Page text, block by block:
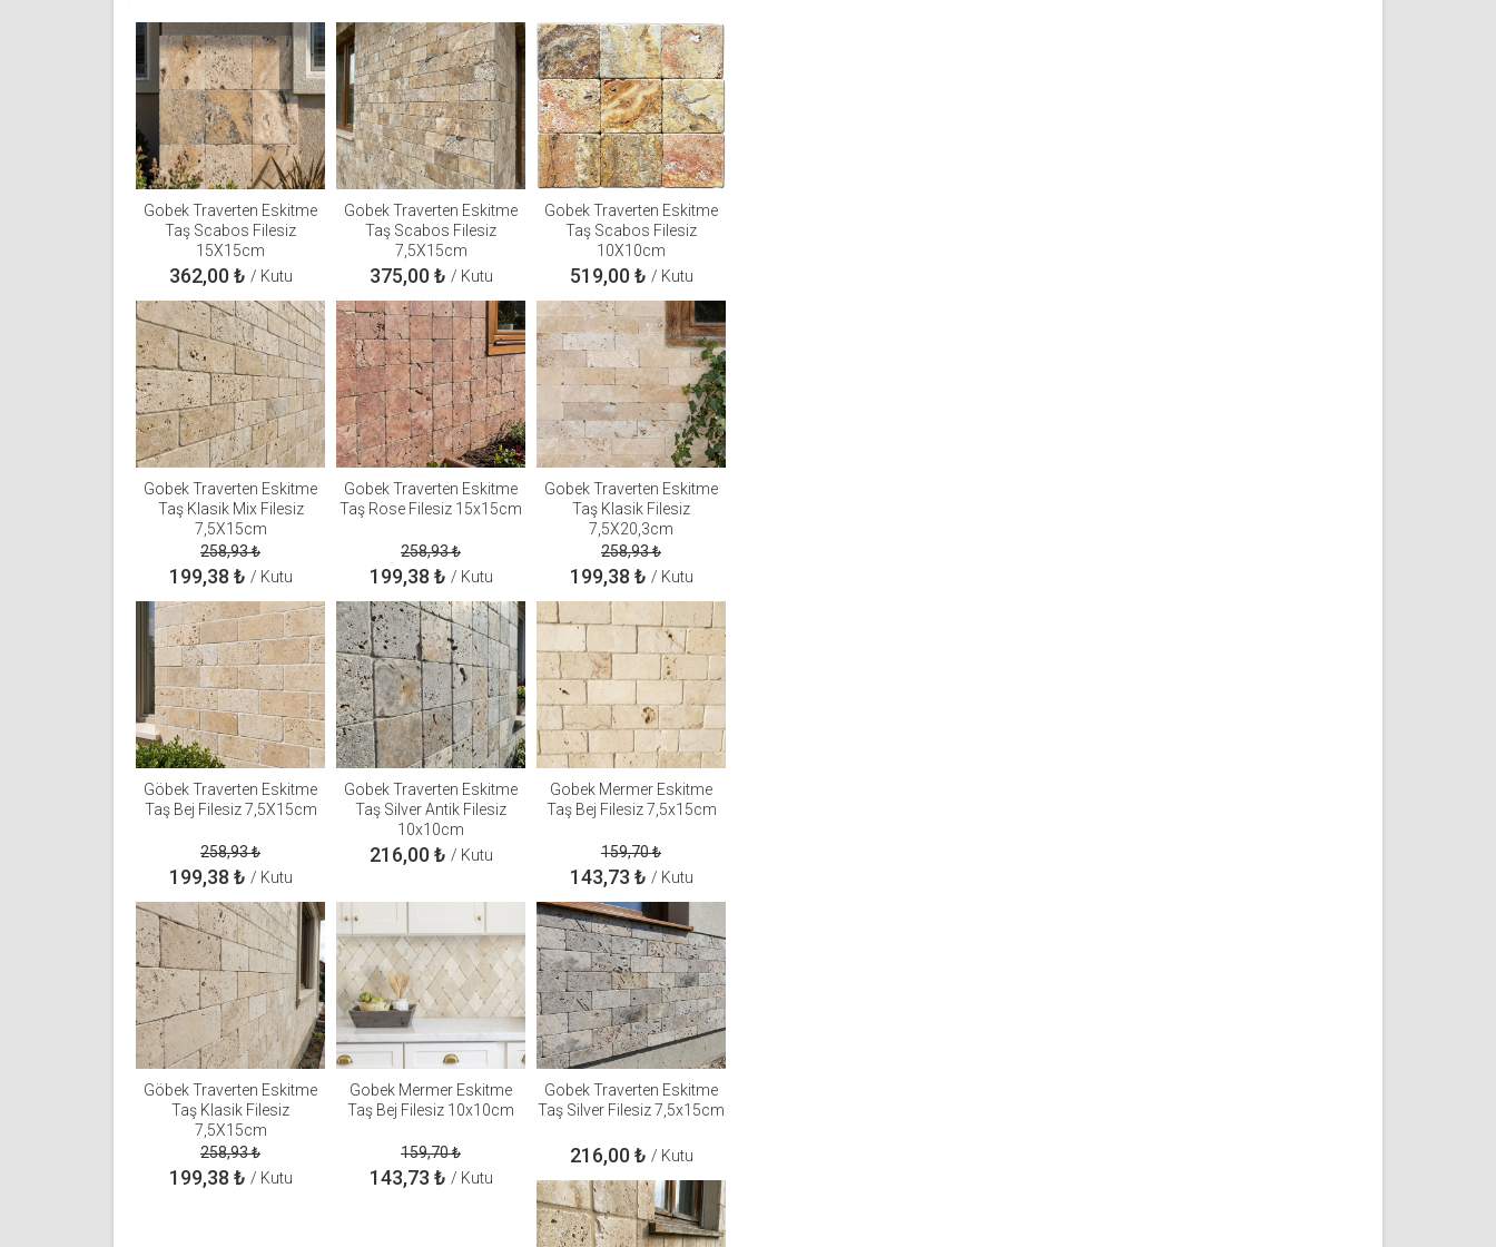
Gobek Traverten Eskitme
Taş Scabos Filesiz
15X15cm
362,00₺ / Kutu
Gobek Traverten Eskitme
Taş Scabos Filesiz
7,5X15cm
375,00₺ / Kutu
Gobek Traverten Eskitme
Taş Scabos Filesiz
10X10cm
519,00₺ / Kutu
Gobek Traverten Eskitme
Taş Klasik Mix Filesiz
7,5X15cm
258,93₺
199,38 ₺ / Kutu
Gobek Traverten Eskitme
Taş Rose Filesiz 15x15cm
258,93₺
199,38 ₺ / Kutu
Gobek Traverten Eskitme
Taş Klasik Filesiz
7,5X20,3cm
258,93₺
199,38 ₺ / Kutu
Göbek Traverten Eskitme
Taş Bej Filesiz 7,5X15cm
258,93₺
199,38 ₺ / Kutu
Gobek Traverten Eskitme
Taş Silver Antik Filesiz
10x10cm
216,00₺ / Kutu
Gobek Mermer Eskitme
Taş Bej Filesiz 7,5x15cm
159,70₺
143,73 ₺ / Kutu
Göbek Traverten Eskitme
Taş Klasik Filesiz
7,5X15cm
258,93₺
199,38 ₺ / Kutu
Gobek Mermer Eskitme
Taş Bej Filesiz 10x10cm
159,70₺
143,73 ₺ / Kutu
Gobek Traverten Eskitme
Taş Silver Filesiz 7,5x15cm
216,00₺ / Kutu